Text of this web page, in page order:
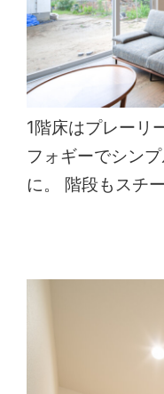
1階床はプレーリ
フォギーでシン
に。 階段もスチ